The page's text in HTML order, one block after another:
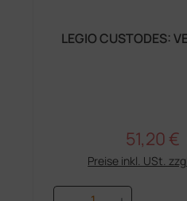
LEGIO CUSTODES:
51,20 €
Preise inkl. USt.